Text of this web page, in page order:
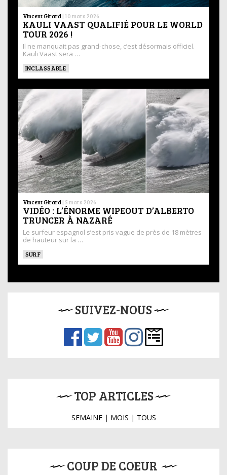
Vincent Girard | 10 mars 2026
KAULI VAAST QUALIFIÉ POUR LE WORLD
TOUR 2026 !
Il ne manquait pas grand-chose, c’est désormais officiel.
Kauli Vaast sera …
INCLASSABLE
Vincent Girard | 5 mars 2026
VIDÉO : L’ÉNORME WIPEOUT D’ALBERTO
TRUNCER À NAZARÉ
Le surfeur espagnol s’est pris vague de près de 18 mètres
de hauteur sur la …
SURF
SUIVEZ-NOUS
TOP ARTICLES
SEMAINE| MOIS | TOUS
COUP DE COEUR